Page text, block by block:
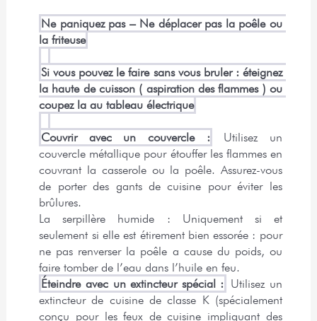
Ne paniquez pas – Ne déplacer pas la poêle ou
la friteuse
Si vous pouvez le faire sans vous bruler : éteignez
la haute de cuisson ( aspiration des flammes ) ou
coupez la au tableau électrique
Couvrir avec un couvercle :
Utilisez un
couvercle métallique pour étouffer les flammes en
couvrant la casserole ou la poêle. Assurez-vous
de porter des gants de cuisine pour éviter les
brûlures.
La serpillère humide : Uniquement si et
seulement si elle est étirement bien essorée : pour
ne pas renverser la poêle a cause du poids, ou
faire tomber de l’eau dans l’huile en feu.
Éteindre avec un extincteur spécial : Utilisez un
extincteur de cuisine de classe K (spécialement
conçu pour les feux de cuisine impliquant des